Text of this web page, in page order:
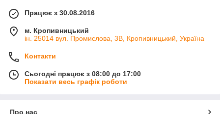
Працює з 30.08.2016
м. Кропивницький
ін. 25014 вул. Промислова, 3В, Кропивницький, Україна
Контакти
Сьогодні працює з 08:00 до 17:00
Показати весь графік роботи
Про нас